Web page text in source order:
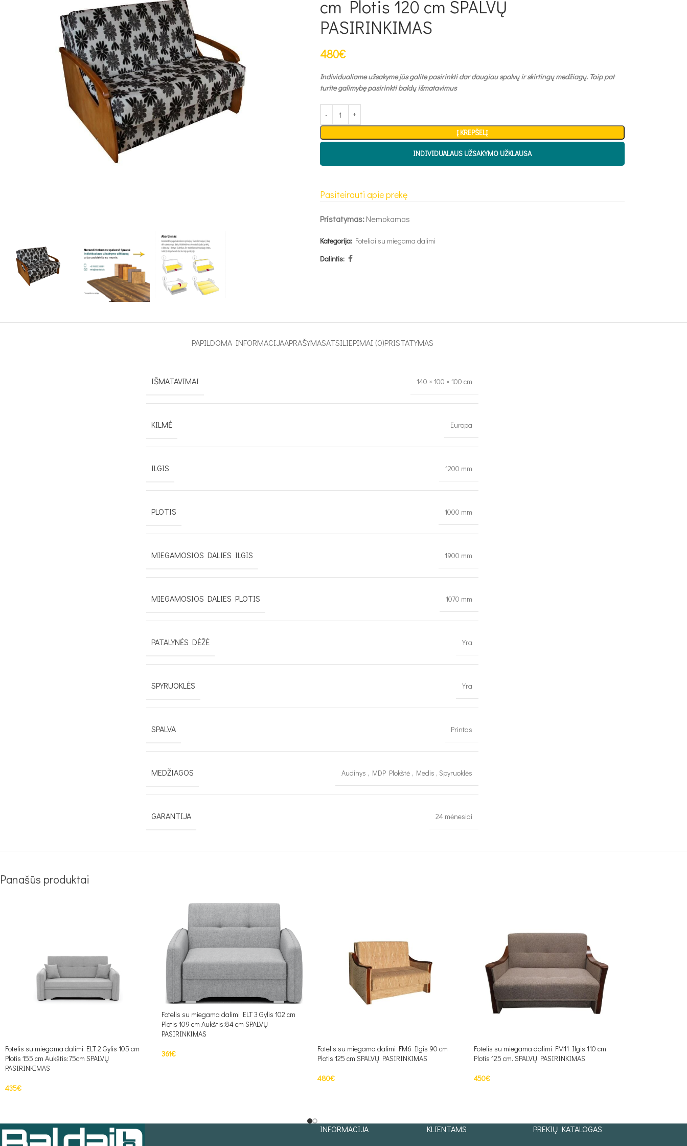
cm Plotis 120 cm SPALVŲ
PASIRINKIMAS
480€
Individualiame užsakyme jūs galite pasirinkti dar daugiau spalvų ir skirtingų medžiagų. Taip pat
turite galimybę pasirinkti baldų išmatavimus
Į KREPŠELĮ
INDIVIDUALAUS UŽSAKYMO UŽKLAUSA
Pasiteirauti apie prekę
Pristatymas:Nemokamas
Kategorija: Foteliai su miegama dalimi
Dalintis:
PAPILDOMA INFORMACIJAAPRAŠYMASATSILIEPIMAI (0)PRISTATYMAS
IŠMATAVIMAI 140 × 100 × 100 cm
KILMĖ Europa
ILGIS 1200 mm
PLOTIS 1000 mm
MIEGAMOSIOS DALIES ILGIS 1900 mm
MIEGAMOSIOS DALIES PLOTIS 1070 mm
PATALYNĖS DĖŽĖ Yra
SPYRUOKLĖS Yra
SPALVA Printas
MEDŽIAGOS Audinys , MDP Plokštė , Medis , Spyruoklės
GARANTIJA 24 mėnesiai
Panašūs produktai
Fotelis su miegama dalimi ELT 2 Gylis 105 cm
Plotis 155 cm Aukštis:75cm SPALVŲ
PASIRINKIMAS
435€
Fotelis su miegama dalimi ELT 3 Gylis 102 cm
Plotis 109 cm Aukštis:84 cm SPALVŲ
PASIRINKIMAS
361€
Fotelis su miegama dalimi FM6 Ilgis 90 cm
Plotis 125 cm SPALVŲ PASIRINKIMAS
480€
Fotelis su miegama dalimi FM11 Ilgis 110 cm
Plotis 125 cm. SPALVŲ PASIRINKIMAS
450€
INFORMACIJA KLIENTAMS PREKIŲ KATALOGAS